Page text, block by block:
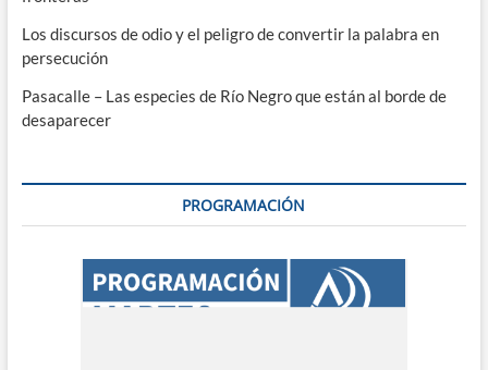
Los discursos de odio y el peligro de convertir la palabra en
persecución
Pasacalle – Las especies de Río Negro que están al borde de
desaparecer
PROGRAMACIÓN